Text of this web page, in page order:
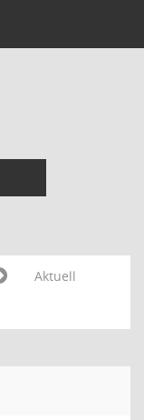
Aktuell